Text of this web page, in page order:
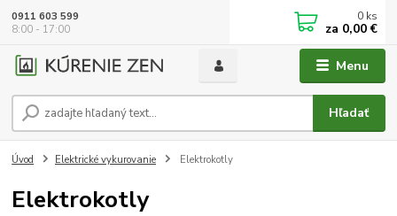
Menu
Hľadať
0911 603 599
8:00 - 17:00
0 ks
za 0,00 €
Úvod Elektrické vykurovanie Elektrokotly
Elektrokotly